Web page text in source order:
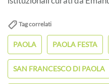
Tag correlati
PAOLA PAOLA FESTA
SAN FRANCESCO DI PAOLA